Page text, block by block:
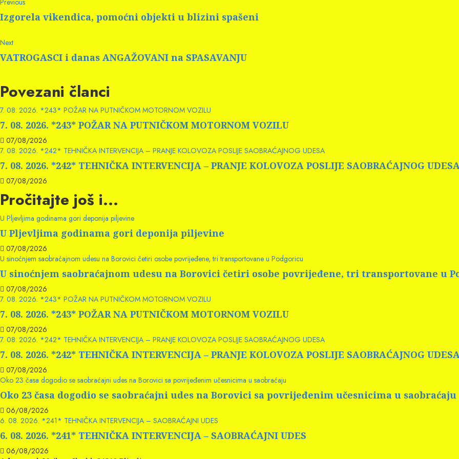
Continue
Reading
Previous
post:
Izgorela vikendica, pomoćni objekti u blizini spašeni
NextNext
post:
VATROGASCI i danas ANGAŽOVANI na SPASAVANJU
Povezani članci
7. 08. 2026. *243* POŽAR NA PUTNIČKOM MOTORNOM VOZILU
7. 08. 2026. *243* POŽAR NA PUTNIČKOM MOTORNOM VOZILU
07/08/2026
7. 08. 2026. *242* TEHNIČKA INTERVENCIJA – PRANJE KOLOVOZA POSLIJE SAOBRAĆAJNOG UDESA
7. 08. 2026. *242* TEHNIČKA INTERVENCIJA – PRANJE KOLOVOZA POSLIJE SAOBRAĆAJNOG
07/08/2026
Pročitajte još i...
U Pljevljima godinama gori deponija piljevine
U Pljevljima godinama gori deponija piljevine
07/08/2026
U sinoćnjem saobraćajnom udesu na Borovici četiri osobe povrijeđene, tri transportovane u Podgoricu
U sinoćnjem saobraćajnom udesu na Borovici četiri osobe povrijeđene, tri transportovane u
07/08/2026
7. 08. 2026. *243* POŽAR NA PUTNIČKOM MOTORNOM VOZILU
7. 08. 2026. *243* POŽAR NA PUTNIČKOM MOTORNOM VOZILU
07/08/2026
7. 08. 2026. *242* TEHNIČKA INTERVENCIJA – PRANJE KOLOVOZA POSLIJE SAOBRAĆAJNOG UDESA
7. 08. 2026. *242* TEHNIČKA INTERVENCIJA – PRANJE KOLOVOZA POSLIJE SAOBRAĆAJNOG
07/08/2026
Oko 23 časa dogodio se saobraćajni udes na Borovici sa povrijeđenim učesnicima u saobraćaju
Oko 23 časa dogodio se saobraćajni udes na Borovici sa povrijeđenim učesnicima u saobraćaju
06/08/2026
6. 08. 2026. *241* TEHNIČKA INTERVENCIJA – SAOBRAĆAJNI UDES
6. 08. 2026. *241* TEHNIČKA INTERVENCIJA – SAOBRAĆAJNI UDES
06/08/2026